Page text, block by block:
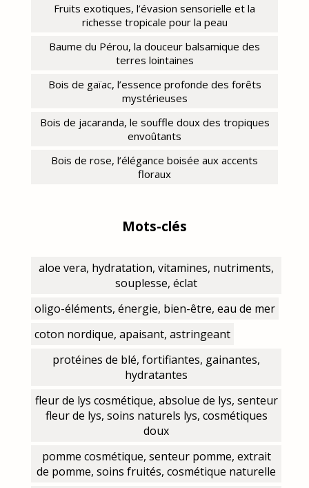
Fruits exotiques, l’évasion sensorielle et la
richesse tropicale pour la peau
Baume du Pérou, la douceur balsamique des
terres lointaines
Bois de gaïac, l’essence profonde des forêts
mystérieuses
Bois de jacaranda, le souffle doux des tropiques
envoûtants
Bois de rose, l’élégance boisée aux accents
floraux
Mots-clés
aloe vera, hydratation, vitamines, nutriments,
souplesse, éclat
oligo-éléments, énergie, bien-être, eau de mer
coton nordique, apaisant, astringeant
protéines de blé, fortifiantes, gainantes,
hydratantes
fleur de lys cosmétique, absolue de lys, senteur
fleur de lys, soins naturels lys, cosmétiques
doux
pomme cosmétique, senteur pomme, extrait
de pomme, soins fruités, cosmétique naturelle